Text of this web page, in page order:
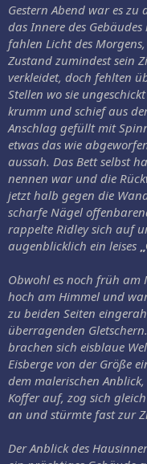
Gestern Abend war es
das Innere des
fahlen Licht des
Zustand zumindest sein
verkleidet, doch fehlten
Stellen wo sie
krumm und schief aus
Anschlag gefüllt mit
etwas das wie
aussah. Das Bett selbst
nennen war und die
jetzt halb gegen die
scharfe Nägel
rappelte Ridley sich auf
augenblicklich ein leises
Obwohl es noch früh am
hoch am Himmel und
zu beiden Seiten
überragenden
brachen sich eisblaue
Eisberge von der Größe
dem malerischen
Koffer auf, zog sich
an und stürmte fast zur
Der Anblick des